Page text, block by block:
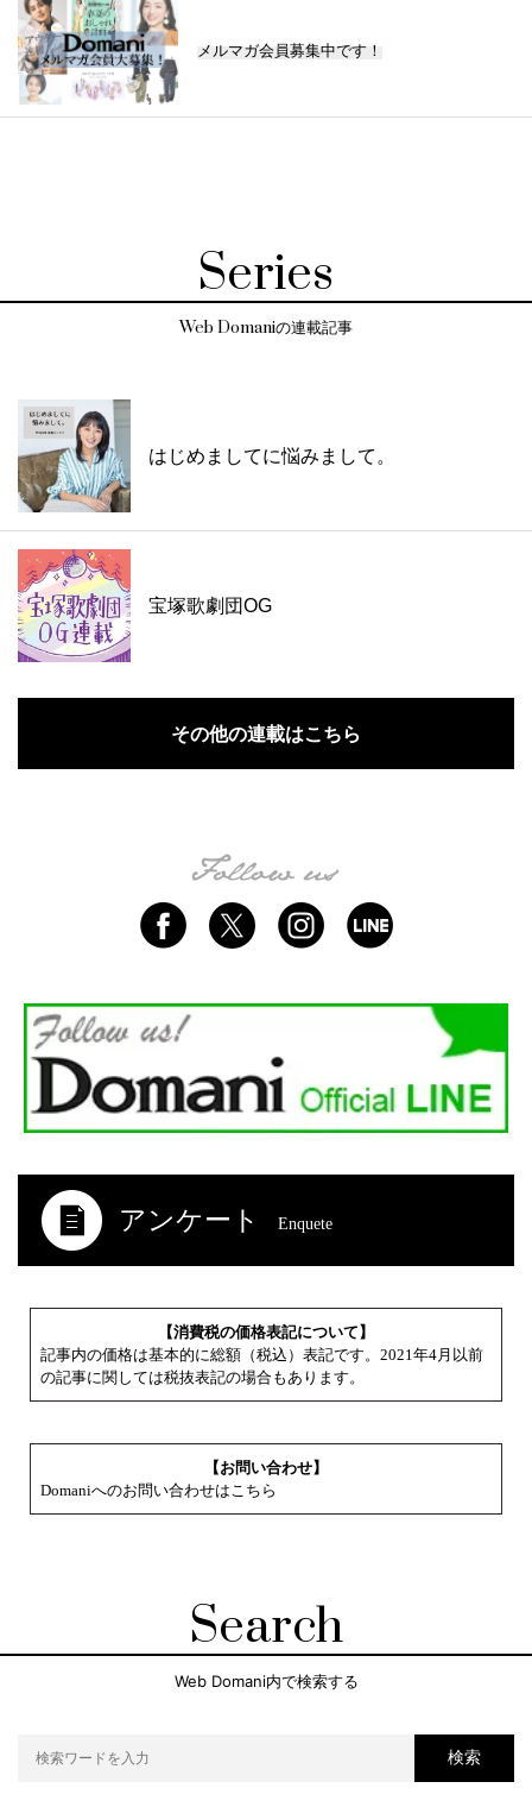
メルマガ会員募集中です！
Series
Web Domaniの連載記事
はじめましてに悩みまして。
宝塚歌劇団OG
その他の連載はこちら
アンケート Enquete
【消費税の価格表記について】
記事内の価格は基本的に総額（税込）表記です。2021年4月以前
の記事に関しては税抜表記の場合もあります。
【お問い合わせ】
Domaniへのお問い合わせはこちら
Search
Web Domani内で検索する
検索